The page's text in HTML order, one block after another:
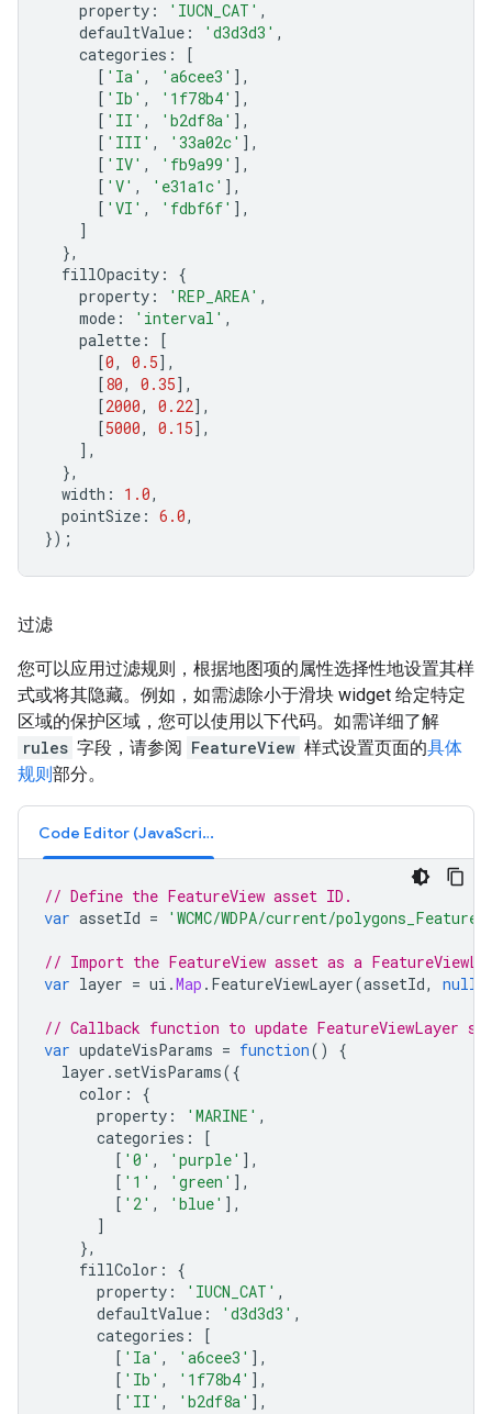
property : 'IUCN_CAT' ,
defaultValue : 'd3d3d3' ,
categories :
[
[ 'Ia' , 'a6cee3' ],
[ 'Ib' , '1f78b4' ],
[ 'II' , 'b2df8a' ],
[ 'III' , '33a02c' ],
[ 'IV' , 'fb9a99' ],
[ 'V' , 'e31a1c' ],
[ 'VI' , 'fdbf6f' ],
]
},
fillOpacity :
{
property : 'REP_AREA' ,
mode : 'interval' ,
palette :
[
[0, 0.5],
[80, 0.35],
[2000, 0.22],
[5000, 0.15],
],
},
width : 1.0,
pointSize : 6.0,
});
过滤
您可以应用过滤规则，根据地图项的属性选择性地设置其样
式或将其隐藏。例如，如需滤除小于滑块 widget 给定特定
区域的保护区域，您可以使用以下代码。如需详细了解
rules 字段，请参阅 FeatureView 样式设置页面的具体
规则 部分。
Code Editor (JavaScript)
// Define the FeatureView asset ID.
var assetId = 'WCMC/WDPA/current/
// Import the FeatureView asset as a
var layer = ui .Map . FeatureViewLayer(assetId, null
// Callback function to update FeatureViewLayer
var updateVisParams = function()
{
layer . setVisParams({
color :
{
property : 'MARINE' ,
categories :
[
[ '0' , 'purple' ],
[ '1' , 'green' ],
[ '2' , 'blue' ],
]
},
fillColor :
{
property : 'IUCN_CAT' ,
defaultValue : 'd3d3d3' ,
categories :
[
[ 'Ia' , 'a6cee3' ],
[ 'Ib' , '1f78b4' ],
[ 'II' , 'b2df8a' ],